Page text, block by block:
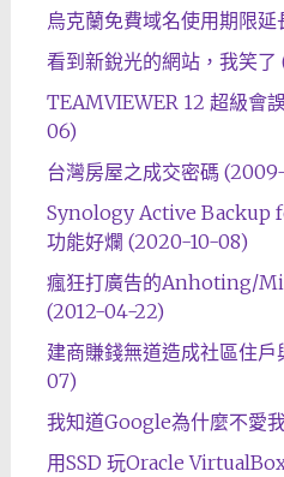
烏克蘭免費域名使用期限
看到新銳光的網站，我笑
TEAMVIEWER 12 超級會
06)
台灣房屋之成交密碼
Synology Active Backup
功能好爛 (2020-10-08)
瘋狂打廣告的Anhoting/
(2012-04-22)
建商賺錢無道造成社區住
07)
我知道Google為什麼不愛
用SSD 玩Oracle